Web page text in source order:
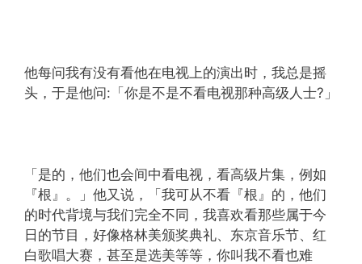
他每问我有没有看他在电视上的演出时，我总是摇
头，于是他问:「你是不是不看电视那种高级人士?」
「是的，他们也会间中看电视，看高级片集，例如
『根』。」他又说，「我可从不看『根』的，他们
的时代背境与我们完全不同，我喜欢看那些属于今
日的节目，好像格林美颁奖典礼、东京音乐节、红
白歌唱大赛，甚至是选美等等，你叫我不看也难